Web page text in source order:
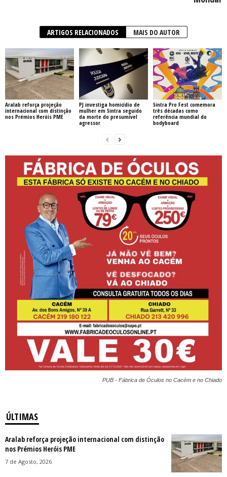
ARTIGOS RELACIONADOS MAIS DO AUTOR
Aralab reforça projeção
internacional com distinção
nos Prémios Heróis PME
PJ investiga homicídio de
mulher em Sintra seguido
da morte do presumível
agressor
Sintra Pro Fest comemora
três décadas como
referência mundial do
bodyboard
PUB - Fábrica de Óculos no Cacém e no Chiado
ÚLTIMAS
Aralab reforça projeção internacional com distinção
nos Prémios Heróis PME
7 de Agosto, 2026